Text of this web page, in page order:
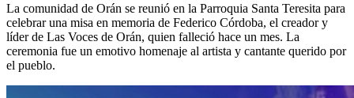
La comunidad de Orán se reunió en la Parroquia Santa Teresita para
celebrar una misa en memoria de Federico Córdoba, el creador y
líder de Las Voces de Orán, quien falleció hace un mes. La
ceremonia fue un emotivo homenaje al artista y cantante querido por
el pueblo.